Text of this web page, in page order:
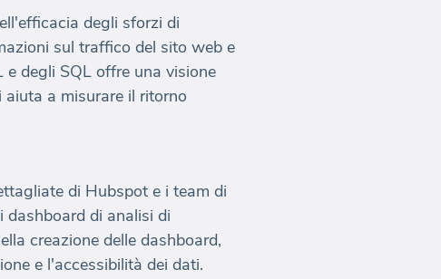
degli sforzi di
sul traffico del sito web e
degli SQL offre una visione
aiuta a misurare il ritorno
di Hubspot e i team di
dashboard di analisi di
creazione delle dashboard,
e l'accessibilità dei dati.